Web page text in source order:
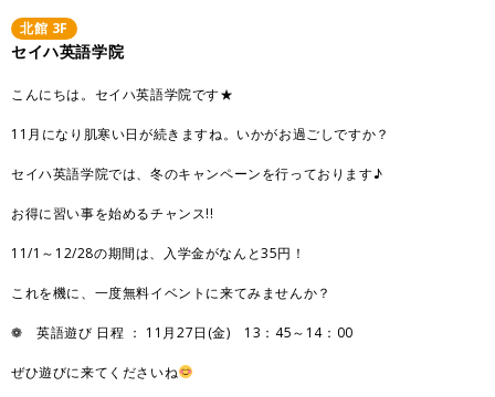
北館 3F
セイハ英語学院
こんにちは。セイハ英語学院です★
11月になり肌寒い日が続きますね。いかがお過ごしですか？
セイハ英語学院では、冬のキャンペーンを行っております♪
お得に習い事を始めるチャンス!!
11/1～12/28の期間は、入学金がなんと35円！
これを機に、一度無料イベントに来てみませんか？
❁ 英語遊び 日程 ： 11月27日(金) 13：45～14：00
ぜひ遊びに来てくださいね